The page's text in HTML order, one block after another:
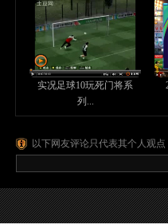
实况足球10玩死门将系
列...
以下网友评论只代表其个人观点